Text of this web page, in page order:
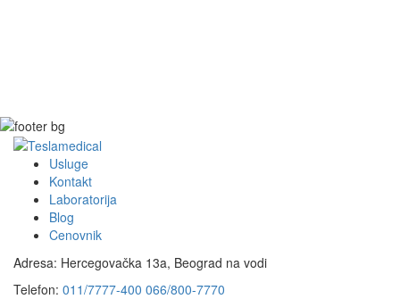
Usluge
Kontakt
Laboratorija
Blog
Cenovnik
Adresa: Hercegovačka 13a, Beograd na vodi
Telefon: 011/7777-400 066/800-7770